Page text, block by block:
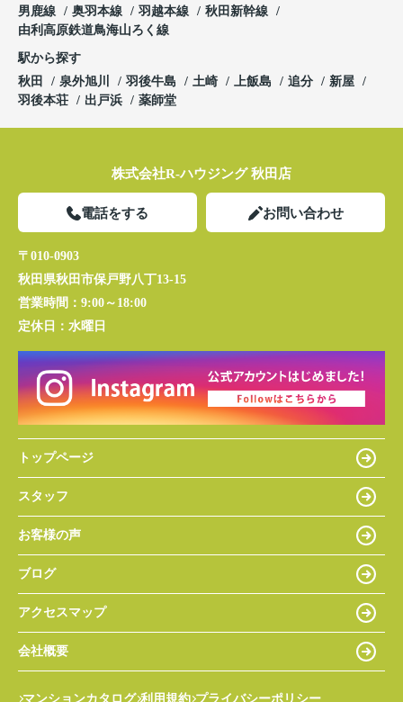
男鹿線
奥羽本線 羽越本線
秋田新幹線
由利高原鉄道鳥海山ろく線
駅から探す
秋田
泉外旭川 羽後牛島 土崎 上飯島 追分
新屋
羽後本荘
出戸浜 薬師堂
株式会社R-ハウジング 秋田店
電話をする お問い合わせ
〒010-0903
秋田県秋田市保戸野八丁13-15
営業時間： 9:00～18:00
定休日： 水曜日
トップページ
スタッフ
お客様の声
ブログ
アクセスマップ
会社概要
マンションカタログ 利用規約 プライバシーポリシー